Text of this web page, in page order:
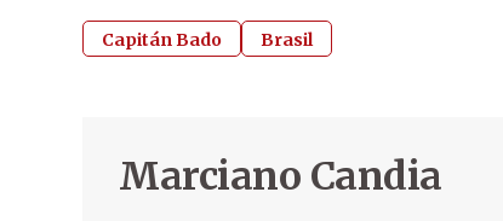
Capitán Bado Brasil
Marciano Candia